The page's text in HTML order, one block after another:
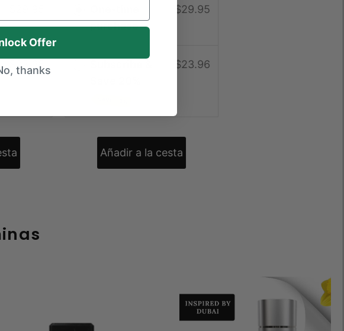
$23.96
purchase
$29.95
$23.96
Offer
thanks